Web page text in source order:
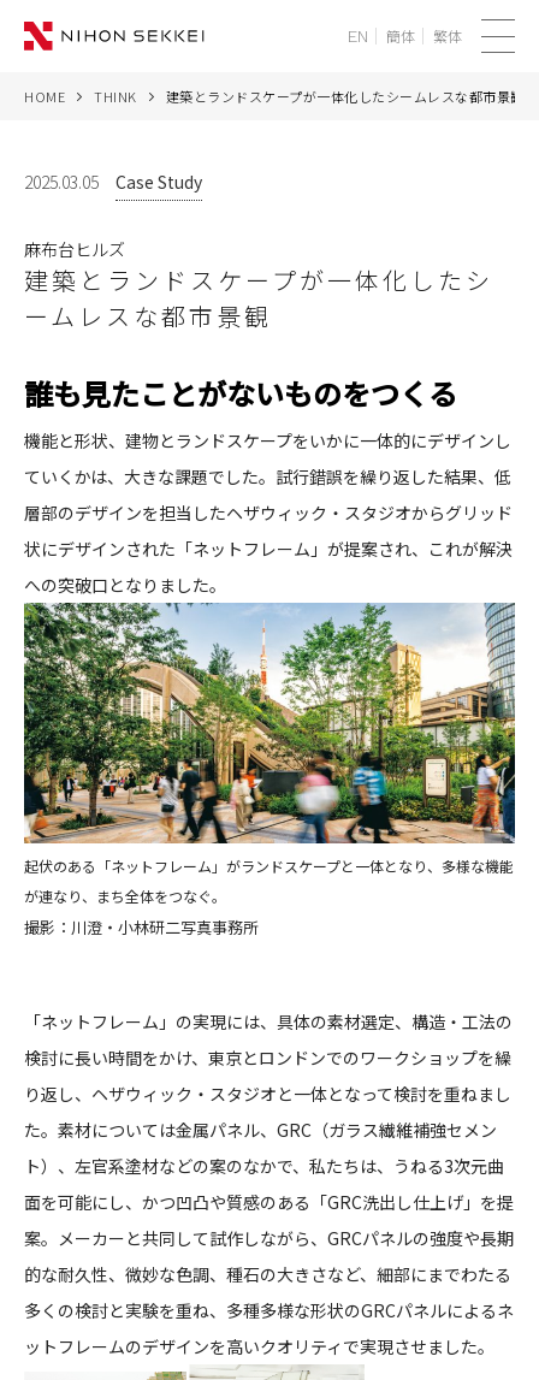
ニ
SERVICES
PROJECTS
THINK
RECRUIT
コンプライアンスポリシー プライバシーポリシー ご利用規約
EN 簡体 繁体
HOME THINK 建築とランドスケープが一体化したシームレスな都市景観
2025.03.05 Case Study
麻布台ヒルズ
建築とランドスケープが一体化したシ
ームレスな都市景観
誰も見たことがないものをつくる
機能と形状、建物とランドスケープをいかに一体的にデザインし
ていくかは、大きな課題でした。試行錯誤を繰り返した結果、低
層部のデザインを担当したヘザウィック・スタジオからグリッド
状にデザインされた「ネットフレーム」が提案され、これが解決
への突破口となりました。
起伏のある「ネットフレーム」がランドスケープと一体となり、多様な機能
が連なり、まち全体をつなぐ。
撮影：川澄・小林研二写真事務所
「ネットフレーム」の実現には、具体の素材選定、構造・工法の
検討に長い時間をかけ、東京とロンドンでのワークショップを繰
り返し、ヘザウィック・スタジオと一体となって検討を重ねまし
た。素材については金属パネル、GRC（ガラス繊維補強セメン
ト）、左官系塗材などの案のなかで、私たちは、うねる3次元曲
面を可能にし、かつ凹凸や質感のある「GRC洗出し仕上げ」を提
案。メーカーと共同して試作しながら、GRCパネルの強度や長期
的な耐久性、微妙な色調、種石の大きさなど、細部にまでわたる
多くの検討と実験を重ね、多種多様な形状のGRCパネルによるネ
ットフレームのデザインを高いクオリティで実現させました。